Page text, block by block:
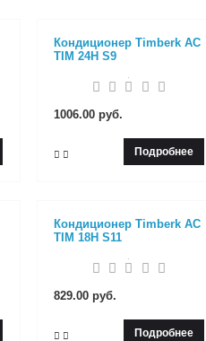
Кондиционер Timberk AC
TIM 24H S9
1006.00 руб.
Подробнее
Кондиционер Timberk AC
TIM 18H S11
829.00 руб.
Подробнее